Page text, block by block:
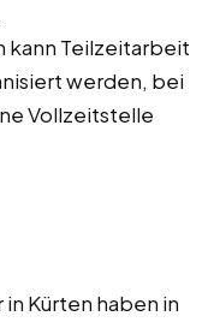
kann Teilzeitarbeit
werden, bei
Vollzeitstelle
in Kürten haben in